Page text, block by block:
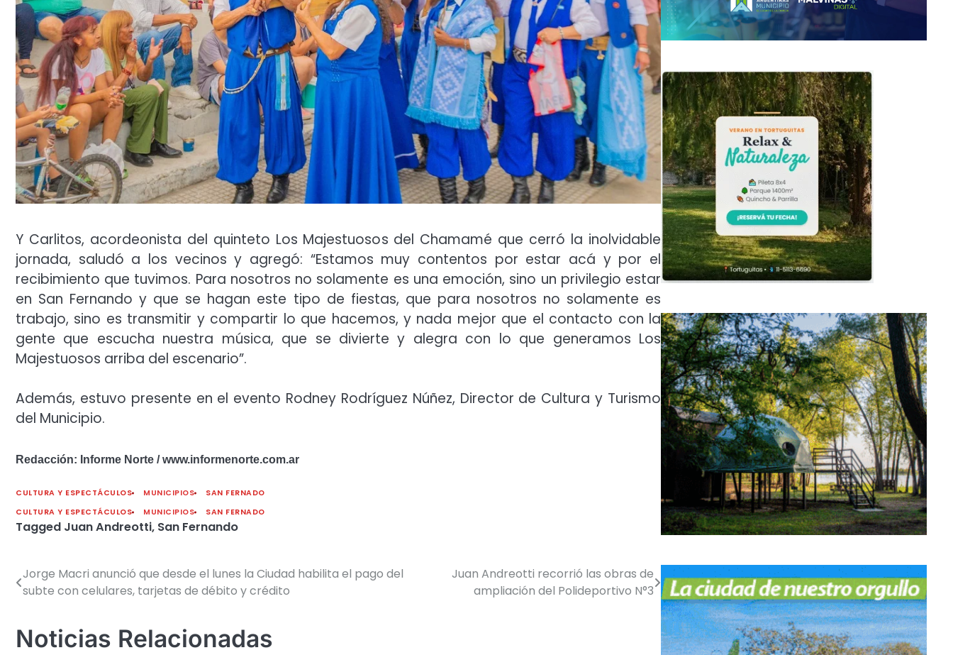
Y Carlitos, acordeonista del quinteto Los Majestuosos del Chamamé que cerró la inolvidable
jornada, saludó a los vecinos y agregó: “Estamos muy contentos por estar acá y por el
recibimiento que tuvimos. Para nosotros no solamente es una emoción, sino un privilegio estar
en San Fernando y que se hagan este tipo de fiestas, que para nosotros no solamente es
trabajo, sino es transmitir y compartir lo que hacemos, y nada mejor que el contacto con la
gente que escucha nuestra música, que se divierte y alegra con lo que generamos Los
Majestuosos arriba del escenario”.
Además, estuvo presente en el evento Rodney Rodríguez Núñez, Director de Cultura y Turismo
del Municipio.
Redacción: Informe Norte / www.informenorte.com.ar
CULTURA Y ESPECTÁCULOS MUNICIPIOS
SAN FERNADO
CULTURA Y ESPECTÁCULOS
MUNICIPIOS SAN FERNADO
Tagged Juan Andreotti, San Fernando
Navegación
entradas
Jorge Macri anunció que desde el lunes la Ciudad habilita el pago del
subte con celulares, tarjetas de débito y crédito
Juan Andreotti recorrió las obras de
ampliación del Polideportivo N°3
Noticias Relacionadas